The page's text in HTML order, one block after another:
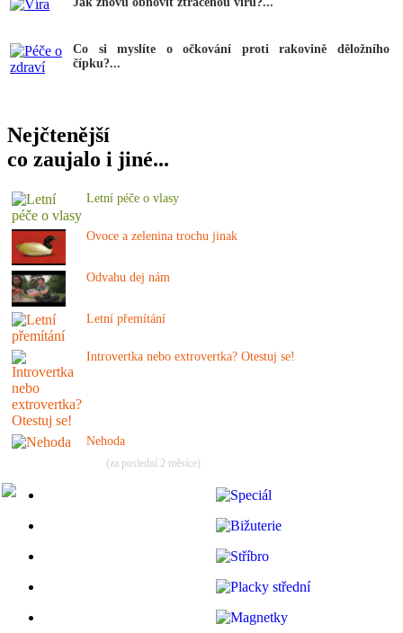
Co si myslíte o očkování proti rakovině děložního
čípku?...
Nejčtenější
co zaujalo i jiné...
Letní péče o vlasy
Ovoce a zelenina trochu jinak
Odvahu dej nám
Letní přemítání
Introvertka nebo extrovertka? Otestuj se!
Nehoda
(za poslední 2 měsíce)